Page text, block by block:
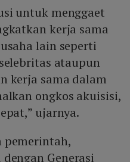
untuk menggaet
kerja sama
lain seperti
ataupun
kerja sama dalam
ongkos akuisisi,
ujarnya.
pemerintah,
Generasi